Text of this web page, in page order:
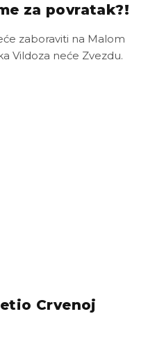
za povratak?!
zaboraviti na Malom
Vildoza neće Zvezdu.
Crvenoj